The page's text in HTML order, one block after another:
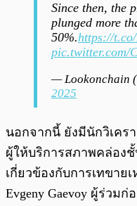
Since then, the
plunged more
50%.https://
pic.twitter.com/
— Lookonchain
2025
นอกจากนี้ ยังมีนักวิเคร
ผู้ให้บริการสภาพคล่องชั้
เกี่ยวข้องกับการเทขาย
Evgeny Gaevoy ผู้ร่วม